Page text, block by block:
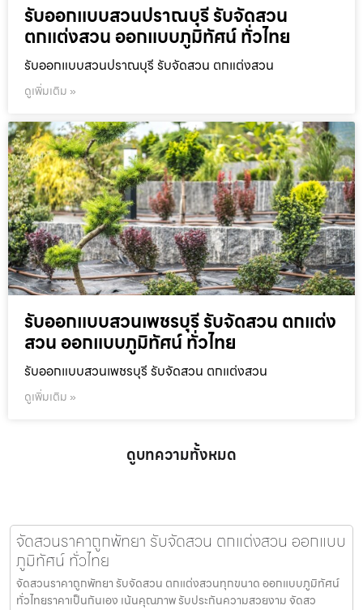
รับออกแบบสวนปราณบุรี รับจัดสวน
ตกแต่งสวน ออกแบบภูมิทัศน์ ทั่วไทย
รับออกแบบสวนปราณบุรี รับจัดสวน ตกแต่งสวน
ดูเพิ่มเติม »
รับออกแบบสวนเพชรบุรี รับจัดสวน ตกแต่ง
สวน ออกแบบภูมิทัศน์ ทั่วไทย
รับออกแบบสวนเพชรบุรี รับจัดสวน ตกแต่งสวน
ดูเพิ่มเติม »
ดูบทความทั้งหมด
จัดสวนราคาถูกพัทยา รับจัดสวน ตกแต่งสวน ออกแบบ
ภูมิทัศน์ ทั่วไทย
จัดสวนราคาถูกพัทยา รับจัดสวน ตกแต่งสวนทุกขนาด ออกแบบภูมิทัศน์
ทั่วไทยราคาเป็นกันเอง เน้นคุณภาพ รับประกันความสวยงาม จัดสว